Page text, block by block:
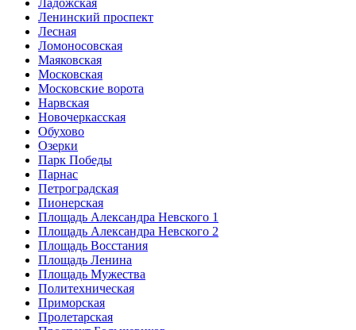
Ладожская
Ленинский проспект
Лесная
Ломоносовская
Маяковская
Московская
Московские ворота
Нарвская
Новочеркасская
Обухово
Озерки
Парк Победы
Парнас
Петроградская
Пионерская
Площадь Александра Невского 1
Площадь Александра Невского 2
Площадь Восстания
Площадь Ленина
Площадь Мужества
Политехническая
Приморская
Пролетарская